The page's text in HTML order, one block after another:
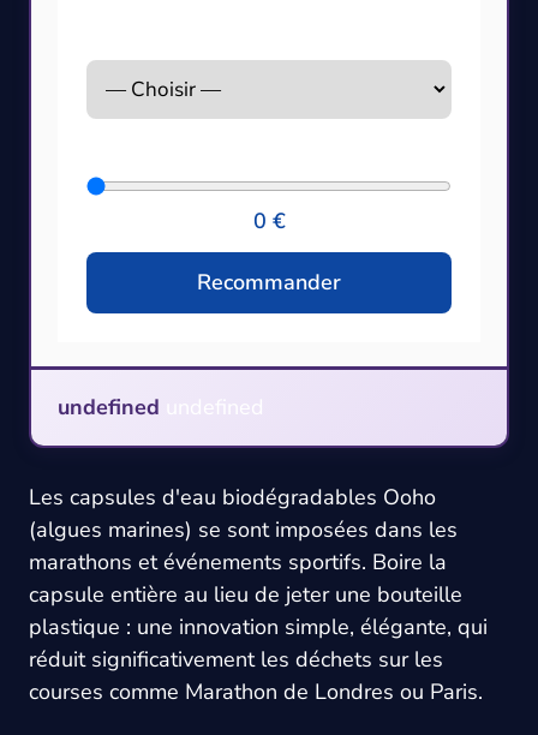
0 €
Recommander
undefined undefined
Les capsules d'eau biodégradables Ooho
(algues marines) se sont imposées dans les
marathons et événements sportifs. Boire la
capsule entière au lieu de jeter une bouteille
plastique : une innovation simple, élégante, qui
réduit significativement les déchets sur les
courses comme Marathon de Londres ou Paris.